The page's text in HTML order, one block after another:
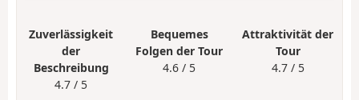
Zuverlässigkeit
der
Beschreibung
4.7 / 5
Bequemes
Folgen der Tour
4.6 / 5
Attraktivität der
Tour
4.7 / 5